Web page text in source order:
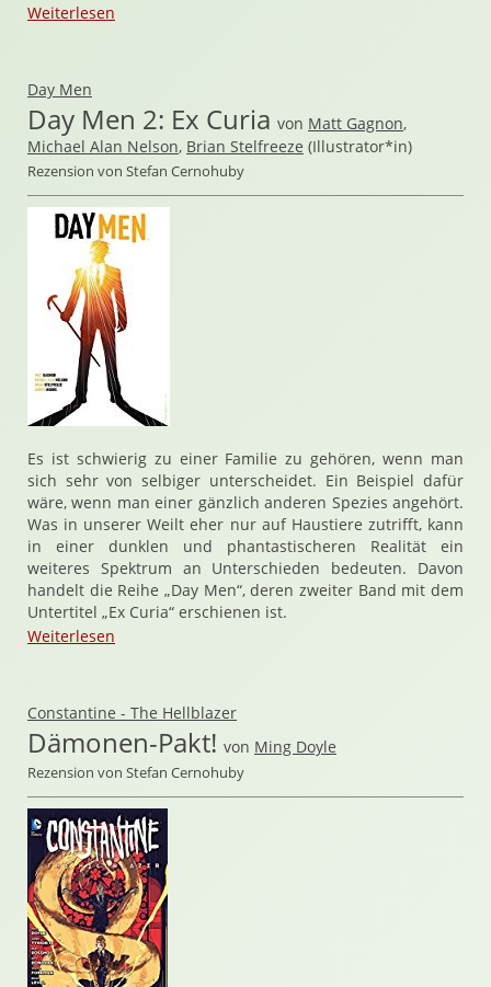
Weiterlesen
Day Men
Day Men 2: Ex Curia von Matt Gagnon,
Michael Alan Nelson, Brian Stelfreeze (Illustrator*in)
Rezension von Stefan Cernohuby
Es ist schwierig zu einer Familie zu gehören, wenn man
sich sehr von selbiger unterscheidet. Ein Beispiel dafür
wäre, wenn man einer gänzlich anderen Spezies angehört.
Was in unserer Weilt eher nur auf Haustiere zutrifft, kann
in einer dunklen und phantastischeren Realität ein
weiteres Spektrum an Unterschieden bedeuten. Davon
handelt die Reihe „Day Men“, deren zweiter Band mit dem
Untertitel „Ex Curia“ erschienen ist.
Weiterlesen
Constantine - The Hellblazer
Dämonen-Pakt! von Ming Doyle
Rezension von Stefan Cernohuby